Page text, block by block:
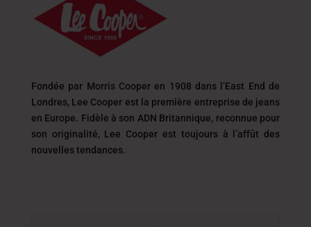
Fondée par Morris Cooper en 1908 dans l’East End de
Londres, Lee Cooper est la première entreprise de jeans
en Europe. Fidèle à son ADN Britannique, reconnue pour
son originalité, Lee Cooper est toujours à l’affût des
nouvelles tendances.